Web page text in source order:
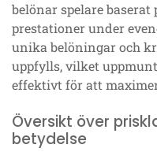
belönar spelare baserat
prestationer under
unika belöningar och
uppfylls, vilket
effektivt för att
Översikt över
betydelse